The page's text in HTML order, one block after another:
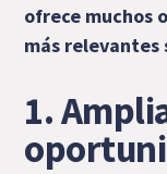
ofrece muchos
más relevantes
1.